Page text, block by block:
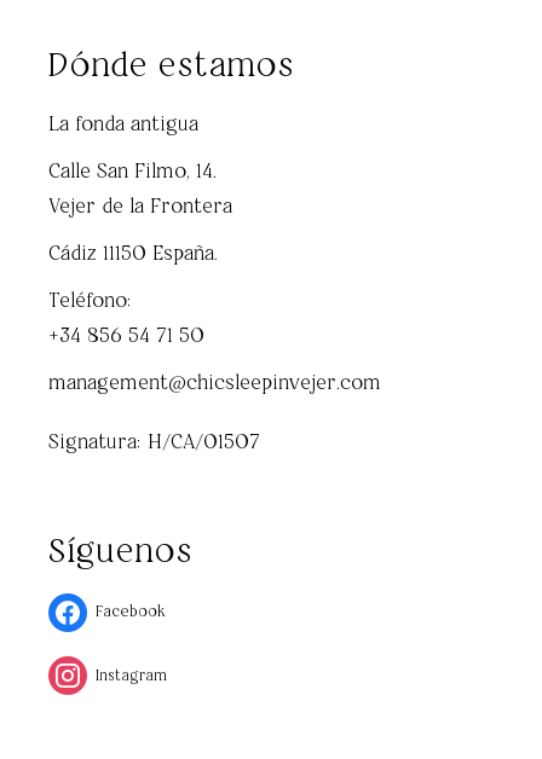
Dónde estamos
La fonda antigua
Calle San Filmo, 14.
Vejer de la Frontera
Cádiz 11150 España.
Teléfono:
+34 856 54 71 50
management@chicsleepinvejer.com
Signatura: H/CA/01507
Síguenos
Facebook
Instagram